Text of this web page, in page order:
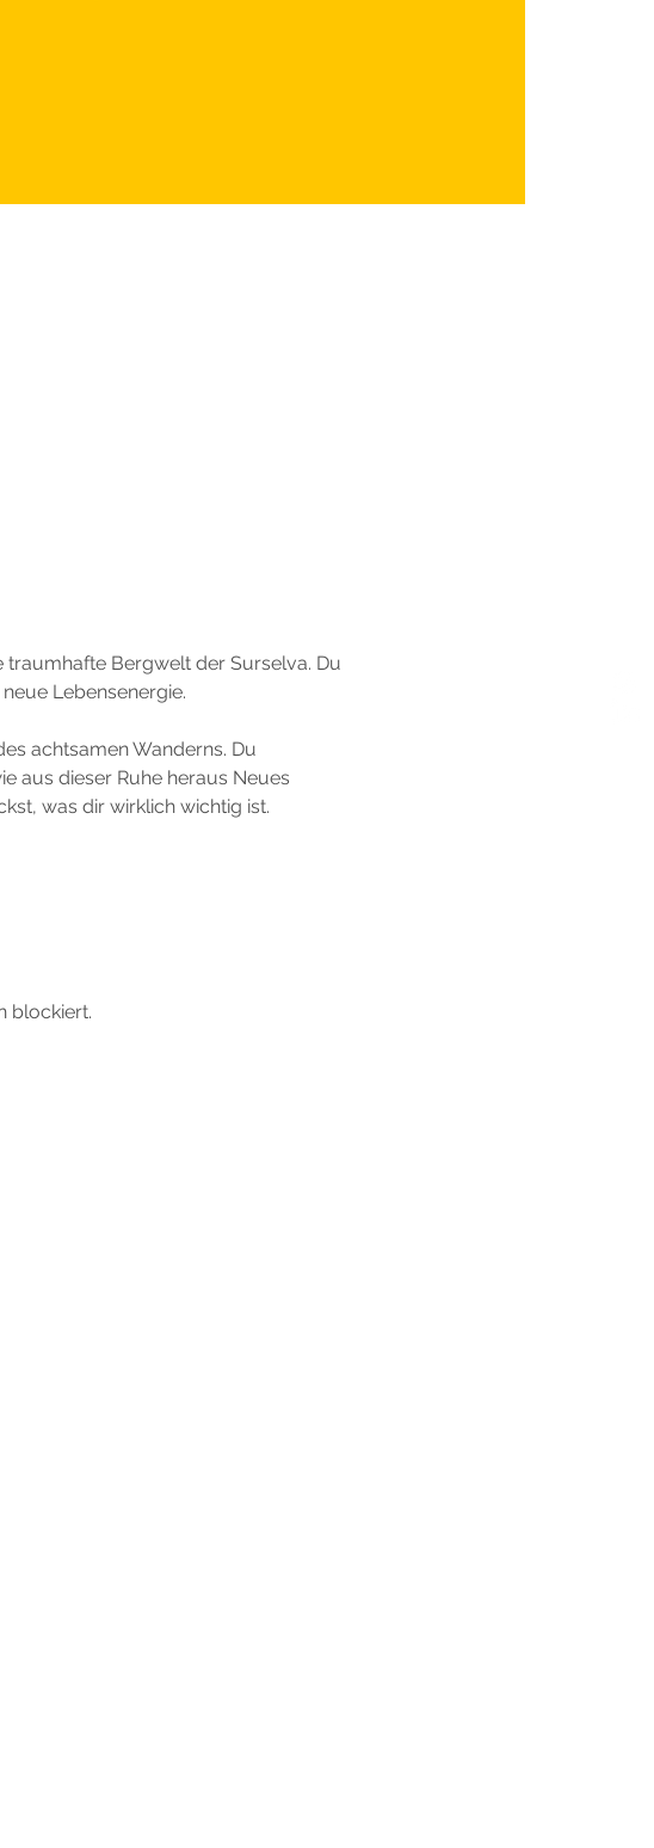
Bergwelt der Surselva. Du
Lebensenergie.
achtsamen Wanderns. Du
aus dieser Ruhe heraus Neues
was dir wirklich wichtig ist.
blockiert.